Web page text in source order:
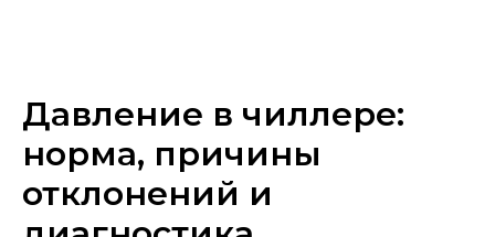
Давление в чиллере:
норма, причины
отклонений и